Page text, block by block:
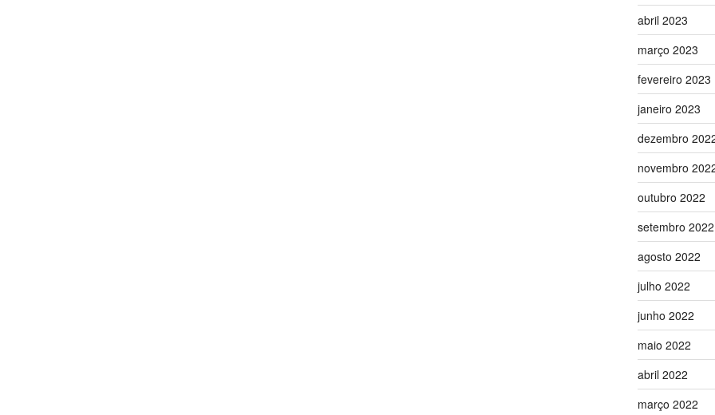
abril 2023
março 2023
fevereiro 2023
janeiro 2023
dezembro
novembro
outubro 2022
setembro 2022
agosto 2022
julho 2022
junho 2022
maio 2022
abril 2022
março 2022